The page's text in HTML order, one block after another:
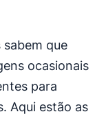
que
ocasionais
para
Aqui estão as